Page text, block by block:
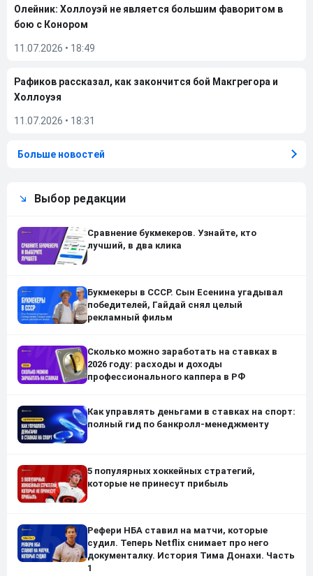
Олейник: Холлоуэй не является большим фаворитом в
бою с Конором
11.07.2026 • 18:49
Рафиков рассказал, как закончится бой Макгрегора и
Холлоуэя
11.07.2026 • 18:31
Больше новостей
Выбор редакции
Сравнение букмекеров. Узнайте, кто
лучший, в два клика
Букмекеры в СССР. Сын Есенина угадывал
победителей, Гайдай снял целый
рекламный фильм
Сколько можно заработать на ставках в
2026 году: расходы и доходы
профессионального каппера в РФ
Как управлять деньгами в ставках на спорт:
полный гид по банкролл-менеджменту
5 популярных хоккейных стратегий,
которые не принесут прибыль
Рефери НБА ставил на матчи, которые
судил. Теперь Netflix снимает про него
документалку. История Тима Донахи. Часть
1